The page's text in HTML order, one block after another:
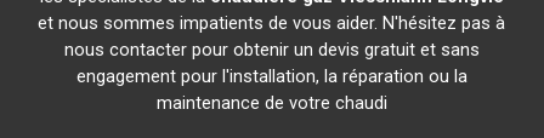
et nous sommes impatients de vous aider. N'hésitez pas à
nous contacter pour obtenir un devis gratuit et sans
engagement pour l'installation, la réparation ou la
maintenance de votre chaudi